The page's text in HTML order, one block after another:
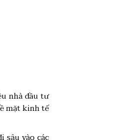
nhà đầu tư
mặt kinh tế